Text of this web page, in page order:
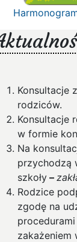
Konsultacje
rodziców.
Konsultacje
w formie
Na
przychodzą
szkoły –
Rodzice
zgodę na
zakażeniem